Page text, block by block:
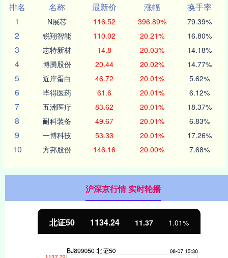
排名
名称 最新价 涨幅
换手率
1
N展芯 116.52 396.89% 79.39%
2 锐翔智能 110.02 20.21% 16.80%
3 志特新材 14.8 20.03% 14.18%
4 博腾股份 20.44 20.02% 14.77%
5 近岸蛋白 46.72 20.01% 5.62%
6 毕得医药 61.6 20.01% 6.12%
7 五洲医疗 83.62 20.01% 18.37%
8 耐科装备 49.67 20.01% 6.83%
9 一博科技 53.33 20.01% 17.26%
10 方邦股份 146.16 20.00% 7.68%
沪深京行情 实时轮播
北证50 1134.24 11.37 1.01%